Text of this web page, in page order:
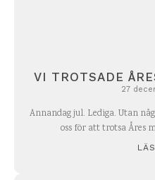
VI TROTSADE
27
Annandag jul. Lediga. Utan
oss för att trotsa Åres